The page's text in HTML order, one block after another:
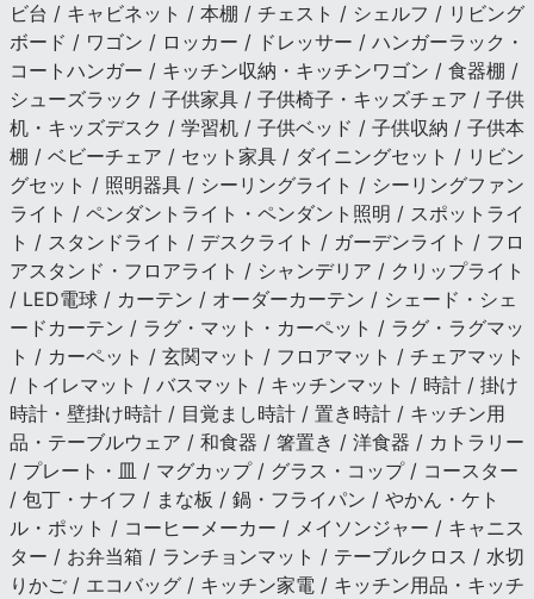
ビ台 / キャビネット / 本棚 / チェスト / シェルフ / リビング
ボード / ワゴン / ロッカー / ドレッサー / ハンガーラック・
コートハンガー / キッチン収納・キッチンワゴン / 食器棚 /
シューズラック / 子供家具 / 子供椅子・キッズチェア / 子供
机・キッズデスク / 学習机 / 子供ベッド / 子供収納 / 子供本
棚 / ベビーチェア / セット家具 / ダイニングセット / リビン
グセット / 照明器具 / シーリングライト / シーリングファン
ライト / ペンダントライト・ペンダント照明 / スポットライ
ト / スタンドライト / デスクライト / ガーデンライト / フロ
アスタンド・フロアライト / シャンデリア / クリップライト
/ LED電球 / カーテン / オーダーカーテン / シェード・シェ
ードカーテン / ラグ・マット・カーペット / ラグ・ラグマッ
ト / カーペット / 玄関マット / フロアマット / チェアマット
/ トイレマット / バスマット / キッチンマット / 時計 / 掛け
時計・壁掛け時計 / 目覚まし時計 / 置き時計 / キッチン用
品・テーブルウェア / 和食器 / 箸置き / 洋食器 / カトラリー
/ プレート・皿 / マグカップ / グラス・コップ / コースター
/ 包丁・ナイフ / まな板 / 鍋・フライパン / やかん・ケト
ル・ポット / コーヒーメーカー / メイソンジャー / キャニス
ター / お弁当箱 / ランチョンマット / テーブルクロス / 水切
りかご / エコバッグ / キッチン家電 / キッチン用品・キッチ